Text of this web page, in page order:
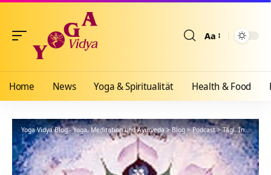
Aa
Home News Yoga & Spiritualität Health & Food
Yoga Vidya Blog - Yoga, Meditation und Ayurveda>Blog>Podcast>Tägl. Inspiration